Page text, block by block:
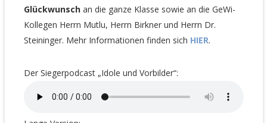
Glückwunschan die ganze Klasse sowie an die GeWi-
Kollegen Herrn Mutlu, Herrn Birkner und Herrn Dr.
Steininger. Mehr Informationen finden sich HIER.
Der Siegerpodcast „Idole und Vorbilder“: